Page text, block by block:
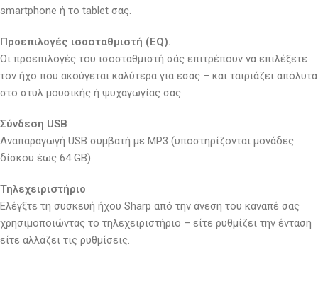
smartphone ή το tablet σας.
Προεπιλογές ισοσταθμιστή (EQ).
Οι προεπιλογές του ισοσταθμιστή σάς επιτρέπουν να επιλέξετε
τον ήχο που ακούγεται καλύτερα για εσάς – και ταιριάζει απόλυτα
στο στυλ μουσικής ή ψυχαγωγίας σας.
Σύνδεση USB
Αναπαραγωγή USB συμβατή με MP3 (υποστηρίζονται μονάδες
δίσκου έως 64 GB).
Τηλεχειριστήριο
Ελέγξτε τη συσκευή ήχου Sharp από την άνεση του καναπέ σας
χρησιμοποιώντας το τηλεχειριστήριο – είτε ρυθμίζει την ένταση
είτε αλλάζει τις ρυθμίσεις.